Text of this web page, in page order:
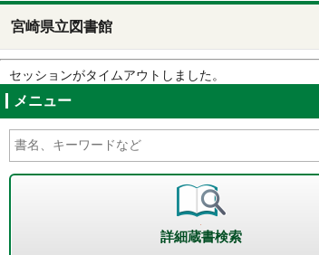
宮崎県立図書館
セッションがタイムアウトしました。
メニュー
詳細蔵書検索